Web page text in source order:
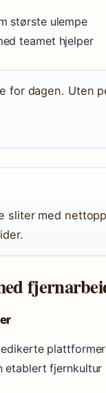
største ulempe
teamet hjelper
for dagen. Uten
sliter med
etablert fjernkultur